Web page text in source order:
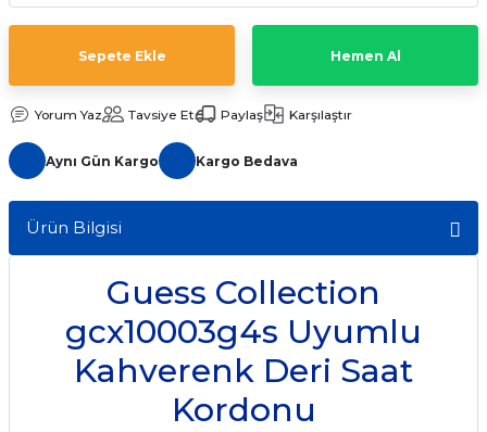
Sepete Ekle Hemen Al
Yorum Yaz Tavsiye Et Paylaş Karşılaştır
Aynı Gün Kargo Kargo Bedava
Ürün Bilgisi
Guess Collection
gcx10003g4s Uyumlu
Kahverenk Deri Saat
Kordonu